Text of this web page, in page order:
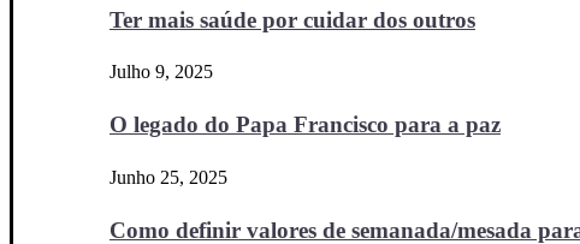
Ter mais saúde por cuidar dos outros
Julho 9, 2025
O legado do Papa Francisco para a paz
Junho 25, 2025
Como definir valores de semanada/mesada